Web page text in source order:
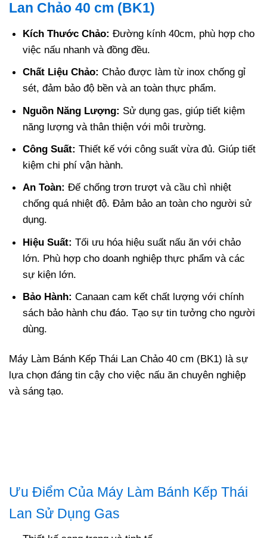
Lan Chảo 40 cm (BK1)
Kích Thước Chảo: Đường kính 40cm, phù hợp cho
việc nấu nhanh và đồng đều.
Chất Liệu Chảo: Chảo được làm từ inox chống gỉ
sét, đảm bảo độ bền và an toàn thực phẩm.
Nguồn Năng Lượng: Sử dụng gas, giúp tiết kiệm
năng lượng và thân thiện với môi trường.
Công Suất: Thiết kế với công suất vừa đủ. Giúp tiết
kiệm chi phí vận hành.
An Toàn: Đế chống trơn trượt và cầu chì nhiệt
chống quá nhiệt độ. Đảm bảo an toàn cho người sử
dụng.
Hiệu Suất: Tối ưu hóa hiệu suất nấu ăn với chảo
lớn. Phù hợp cho doanh nghiệp thực phẩm và các
sự kiện lớn.
Bảo Hành: Canaan cam kết chất lượng với chính
sách bảo hành chu đáo. Tạo sự tin tưởng cho người
dùng.
Máy Làm Bánh Kếp Thái Lan Chảo 40 cm (BK1) là sự
lựa chọn đáng tin cậy cho việc nấu ăn chuyên nghiệp
và sáng tạo.
Ưu Điểm Của Máy Làm Bánh Kếp Thái
Lan Sử Dụng Gas